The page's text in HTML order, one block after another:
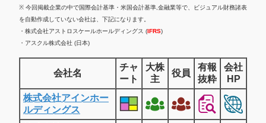
※ 今回掲載企業の中で国際会計基準・米国会計基準,金融業等で、ビジュアル財務諸表
を自動作成していない会社は、下記になります。
・株式会社アストロスケールホールディングス (IFRS)
・アスクル株式会社 (日本)
会社名
チャ
ート
大株
主
役員
有報
抜粋
会社
HP
株式会社アインホー
ルディングス